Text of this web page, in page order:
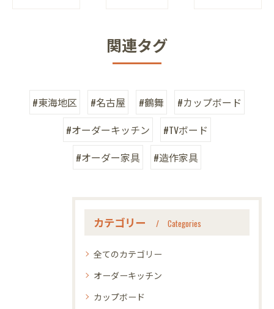
関連タグ
#東海地区 #名古屋 #鶴舞
#カップボード
#オーダーキッチン
#TVボード
#オーダー家具
#造作家具
カテゴリー Categories
全てのカテゴリー
オーダーキッチン
カップボード